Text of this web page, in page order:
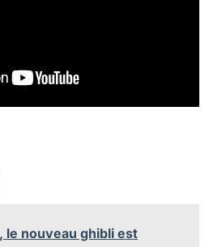
le nouveau ghibli est